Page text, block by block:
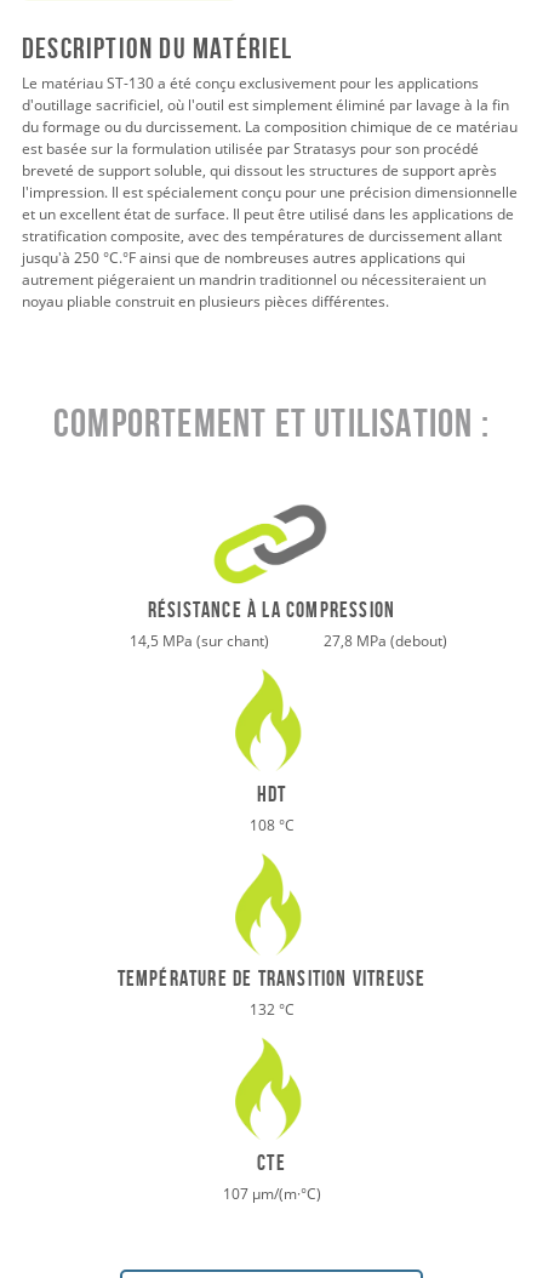
Description du matériel
Le matériau ST-130 a été conçu exclusivement pour les applications
d'outillage sacrificiel, où l'outil est simplement éliminé par lavage à la fin
du formage ou du durcissement. La composition chimique de ce matériau
est basée sur la formulation utilisée par Stratasys pour son procédé
breveté de support soluble, qui dissout les structures de support après
l'impression. Il est spécialement conçu pour une précision dimensionnelle
et un excellent état de surface. Il peut être utilisé dans les applications de
stratification composite, avec des températures de durcissement allant
jusqu'à 250 °C.°F ainsi que de nombreuses autres applications qui
autrement piégeraient un mandrin traditionnel ou nécessiteraient un
noyau pliable construit en plusieurs pièces différentes.
Comportement et utilisation :
RÉSISTANCE À LA COMPRESSION
14,5 MPa (sur chant) 27,8 MPa (debout)
HDT
108 °C
Température de transition vitreuse
132 °C
cte
107 μm/(m·°C)